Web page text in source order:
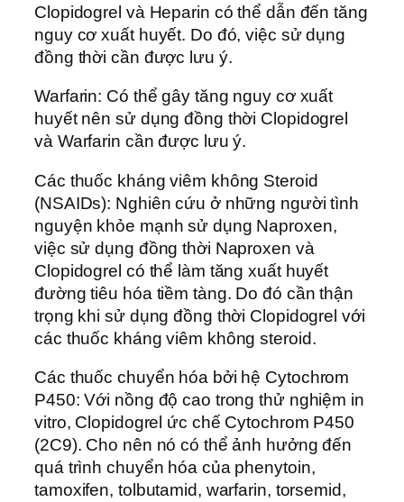
Clopidogrel và Heparin có thể dẫn đến tăng
nguy cơ xuất huyết. Do đó, việc sử dụng
đồng thời cần được lưu ý.
Warfarin: Có thể gây tăng nguy cơ xuất
huyết nên sử dụng đồng thời Clopidogrel
và Warfarin cần được lưu ý.
Các thuốc kháng viêm không Steroid
(NSAIDs): Nghiên cứu ở những người tình
nguyện khỏe mạnh sử dụng Naproxen,
việc sử dụng đồng thời Naproxen và
Clopidogrel có thể làm tăng xuất huyết
đường tiêu hóa tiềm tàng. Do đó cần thận
trọng khi sử dụng đồng thời Clopidogrel với
các thuốc kháng viêm không steroid.
Các thuốc chuyển hóa bởi hệ Cytochrom
P450: Với nồng độ cao trong thử nghiệm in
vitro, Clopidogrel ức chế Cytochrom P450
(2C9). Cho nên nó có thể ảnh hưởng đến
quá trình chuyển hóa của phenytoin,
tamoxifen, tolbutamid, warfarin, torsemid,